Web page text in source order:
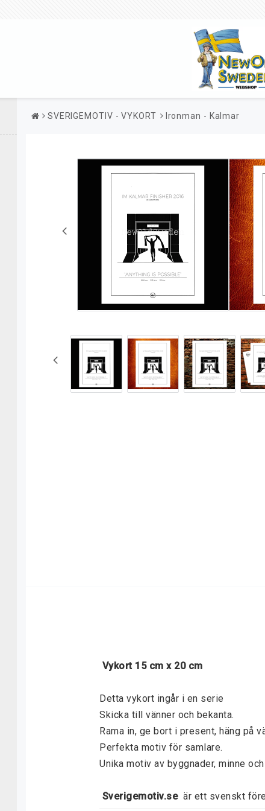
SVERIGEMOTIV - VYKORT Ironman - Kalmar
Vykort 15 cm x 20 cm
Detta vykort ingår i en serie
Skicka till vänner och bekanta.
Rama in, ge bort i present, häng på
Perfekta motiv för samlare.
Unika motiv av byggnader, minne
Sverigemotiv.se är ett svenskt